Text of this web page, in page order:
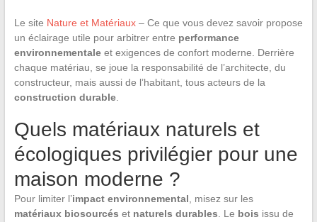
Le site Nature et Matériaux– Ce que vous devez savoir propose
un éclairage utile pour arbitrer entre performance
environnementaleet exigences de confort moderne. Derrière
chaque matériau, se joue la responsabilité de l’architecte, du
constructeur, mais aussi de l’habitant, tous acteurs de la
construction durable.
Quels matériaux naturels et
écologiques privilégier pour une
maison moderne ?
Pour limiter l’impact environnemental , misez sur les
matériaux biosourcés et naturels durables . Le bois issu de